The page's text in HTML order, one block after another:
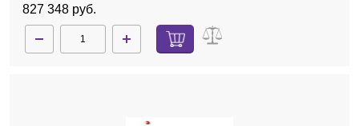
827 348 руб.